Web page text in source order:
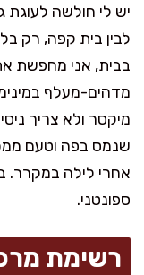
יש לי חולשה לעוגת
לבין בית קפה, רק
בבית, אני מחפשת
מדהים-מעלף
מיקסר ולא צריך
שנמס בפה וטעם
אחרי לילה במקרר.
ספונטני.
רשימת